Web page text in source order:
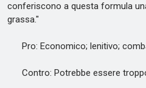
conferiscono a questa formula
grassa."
Pro: Economico; lenitivo;
Contro: Potrebbe essere